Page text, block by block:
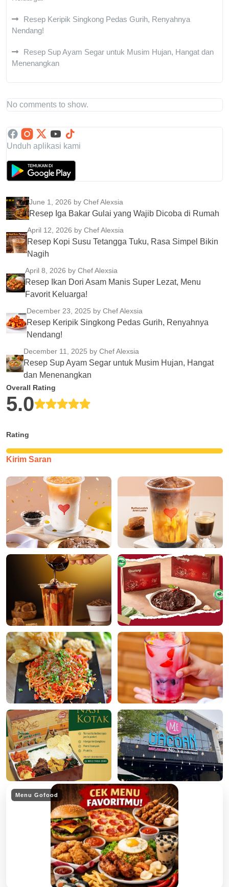
Resep Keripik Singkong Pedas Gurih, Renyahnya
Nendang!
Resep Sup Ayam Segar untuk Musim Hujan, Hangat dan
Menenangkan
No comments to show.
Unduh aplikasi kami
June 1, 2026 by Chef Alexsia
Resep Iga Bakar Gulai yang Wajib Dicoba di Rumah
April 12, 2026 by Chef Alexsia
Resep Kopi Susu Tetangga Tuku, Rasa Simpel Bikin
Nagih
April 8, 2026 by Chef Alexsia
Resep Ikan Dori Asam Manis Super Lezat, Menu
Favorit Keluarga!
December 23, 2025 by Chef Alexsia
Resep Keripik Singkong Pedas Gurih, Renyahnya
Nendang!
December 11, 2025 by Chef Alexsia
Resep Sup Ayam Segar untuk Musim Hujan, Hangat
dan Menenangkan
Overall Rating
5.0
Rating
Kirim Saran
Menu Gofood